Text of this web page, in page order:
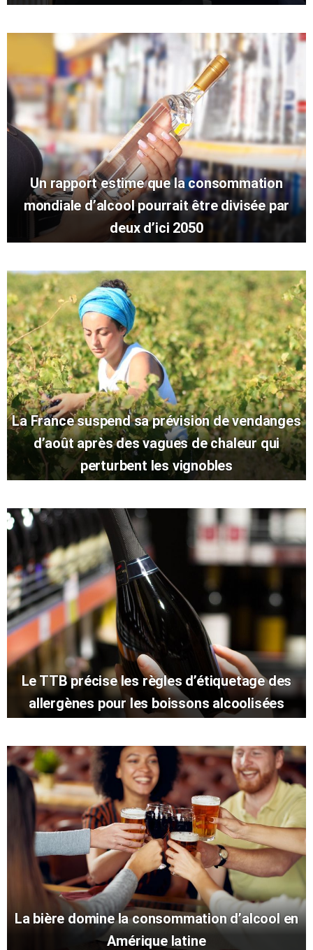
Un rapport estime que la consommation
mondiale d’alcool pourrait être divisée par
deux d’ici 2050
La France suspend sa prévision de vendanges
d’août après des vagues de chaleur qui
perturbent les vignobles
Le TTB précise les règles d’étiquetage des
allergènes pour les boissons alcoolisées
La bière domine la consommation d’alcool en
Amérique latine